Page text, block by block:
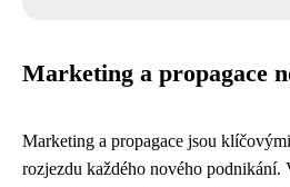
Marketing a propagace
Marketing a propagace jsou
rozjezdu každého nového podnikání.